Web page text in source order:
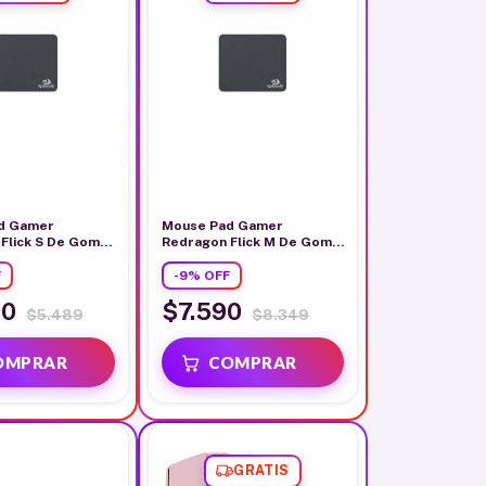
Gamer
S De Goma
x 3mm
$5.489
Mouse Pad Gamer
Redragon Flick M De Goma
32cm x 27cm x 3mm
-9% OFF
$7.590 $8.349
GRATIS